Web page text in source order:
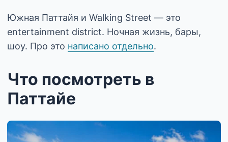
Южная Паттайя и Walking Street — это
entertainment district. Ночная жизнь, бары,
шоу. Про это написано отдельно.
Что посмотреть в
Паттайе